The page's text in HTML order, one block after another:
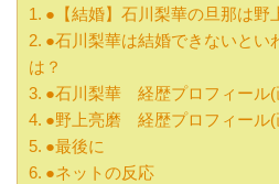
●【結婚】石川梨華の旦那は野
●石川梨華は結婚できないと
は？
●石川梨華 経歴プロフィール(
●野上亮磨 経歴プロフィール(
●最後に
●ネットの反応